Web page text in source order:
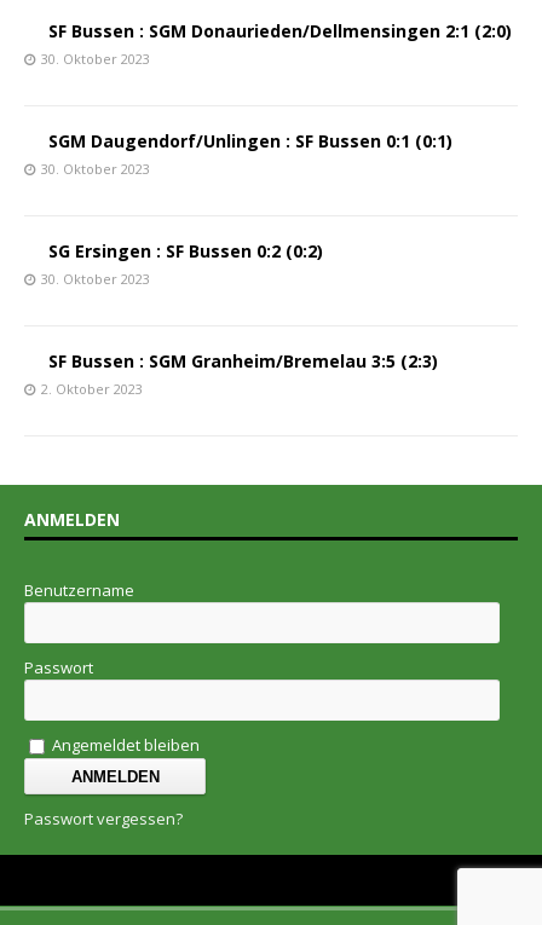
SF Bussen : SGM Donaurieden/Dellmensingen 2:1 (2:0)
30. Oktober 2023
SGM Daugendorf/Unlingen : SF Bussen 0:1 (0:1)
30. Oktober 2023
SG Ersingen : SF Bussen 0:2 (0:2)
30. Oktober 2023
SF Bussen : SGM Granheim/Bremelau 3:5 (2:3)
2. Oktober 2023
ANMELDEN
Benutzername
Passwort
Angemeldet bleiben
Passwort vergessen?